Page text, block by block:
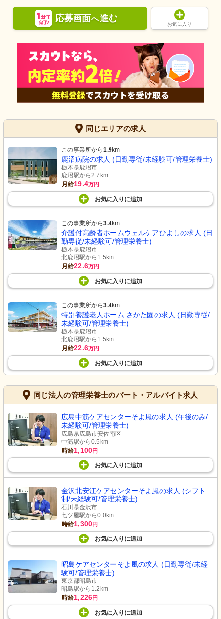
応募画面へ進む
お気に入り
同じエリアの求人
この事業所から1.9km
鹿沼病院の求人 (日勤専従/未経験可/管理栄養士)
栃木県鹿沼市
鹿沼駅から2.7km
月給19.4万円
お気に入り に追加
この事業所から3.4km
介護付高齢者ホームウェルケアひよしの求人 (日
勤専従/未経験可/管理栄養士)
栃木県鹿沼市
北鹿沼駅から1.5km
月給22.6万円
お気に入り に追加
この事業所から3.4km
特別養護老人ホーム さかた園の求人 (日勤専従/
未経験可/管理栄養士)
栃木県鹿沼市
北鹿沼駅から1.5km
月給22.6万円
お気に入り に追加
同じ法人の管理栄養士のパート・アルバイト求人
広島中筋ケアセンターそよ風の求人 (午後のみ/
未経験可/管理栄養士)
広島県広島市安佐南区
中筋駅から0.5km
時給1,100円
お気に入り に追加
金沢北安江ケアセンターそよ風の求人 (シフト
制/未経験可/管理栄養士)
石川県金沢市
七ツ屋駅から0.0km
時給1,300円
お気に入り に追加
昭島ケアセンターそよ風の求人 (日勤専従/未経
験可/管理栄養士)
東京都昭島市
昭島駅から1.2km
時給1,226円
お気に入り に追加